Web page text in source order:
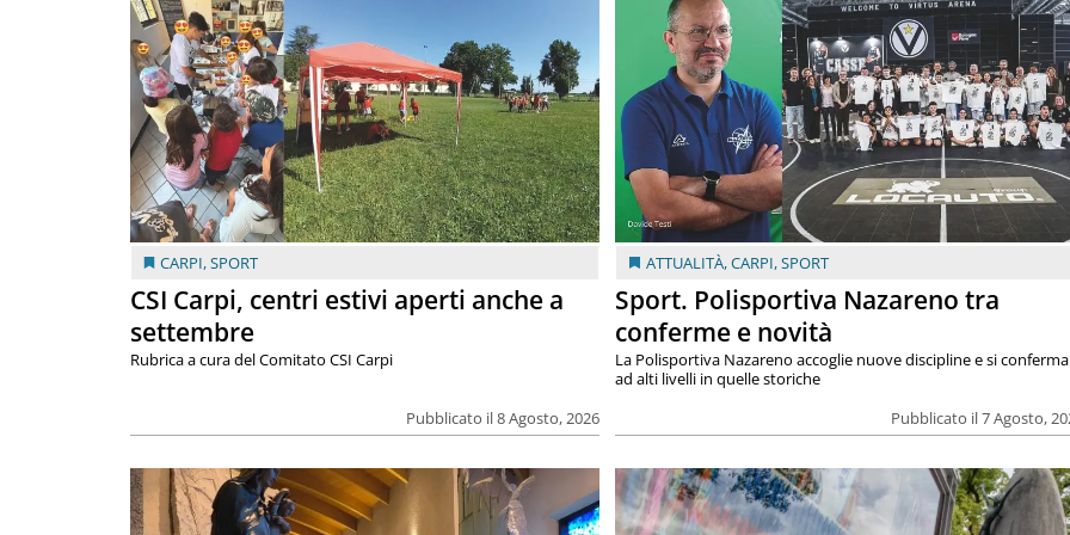
CARPI,SPORT
CSI Carpi, centri estivi aperti anche a
settembre
Pubblicato il 8 Agosto, 2026
Rubrica a cura del Comitato CSI Carpi
ATTUALITÀ,CARPI,SPORT
Sport. Polisportiva Nazareno tra
conferme e novità
Pubblicato il 7 Agosto,
La Polisportiva Nazareno accoglie nuove discipline e si conferma
ad alti livelli in quelle storiche